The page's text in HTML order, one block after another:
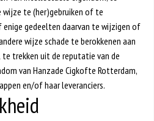
wijze te (her)gebruiken of te
enige gedeelten daarvan te wijzigen of
wijze schade te berokkenen aan
trekken uit de reputatie van de
van Hanzade Cigkofte Rotterdam,
en/of haar leveranciers.